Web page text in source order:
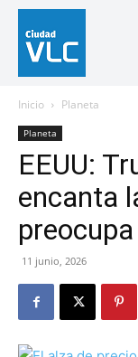
Inicio Planeta
Planeta
EEUU:
encanta
11 junio, 2026